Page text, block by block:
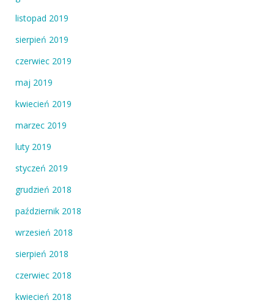
listopad 2019
sierpień 2019
czerwiec 2019
maj 2019
kwiecień 2019
marzec 2019
luty 2019
styczeń 2019
grudzień 2018
październik 2018
wrzesień 2018
sierpień 2018
czerwiec 2018
kwiecień 2018